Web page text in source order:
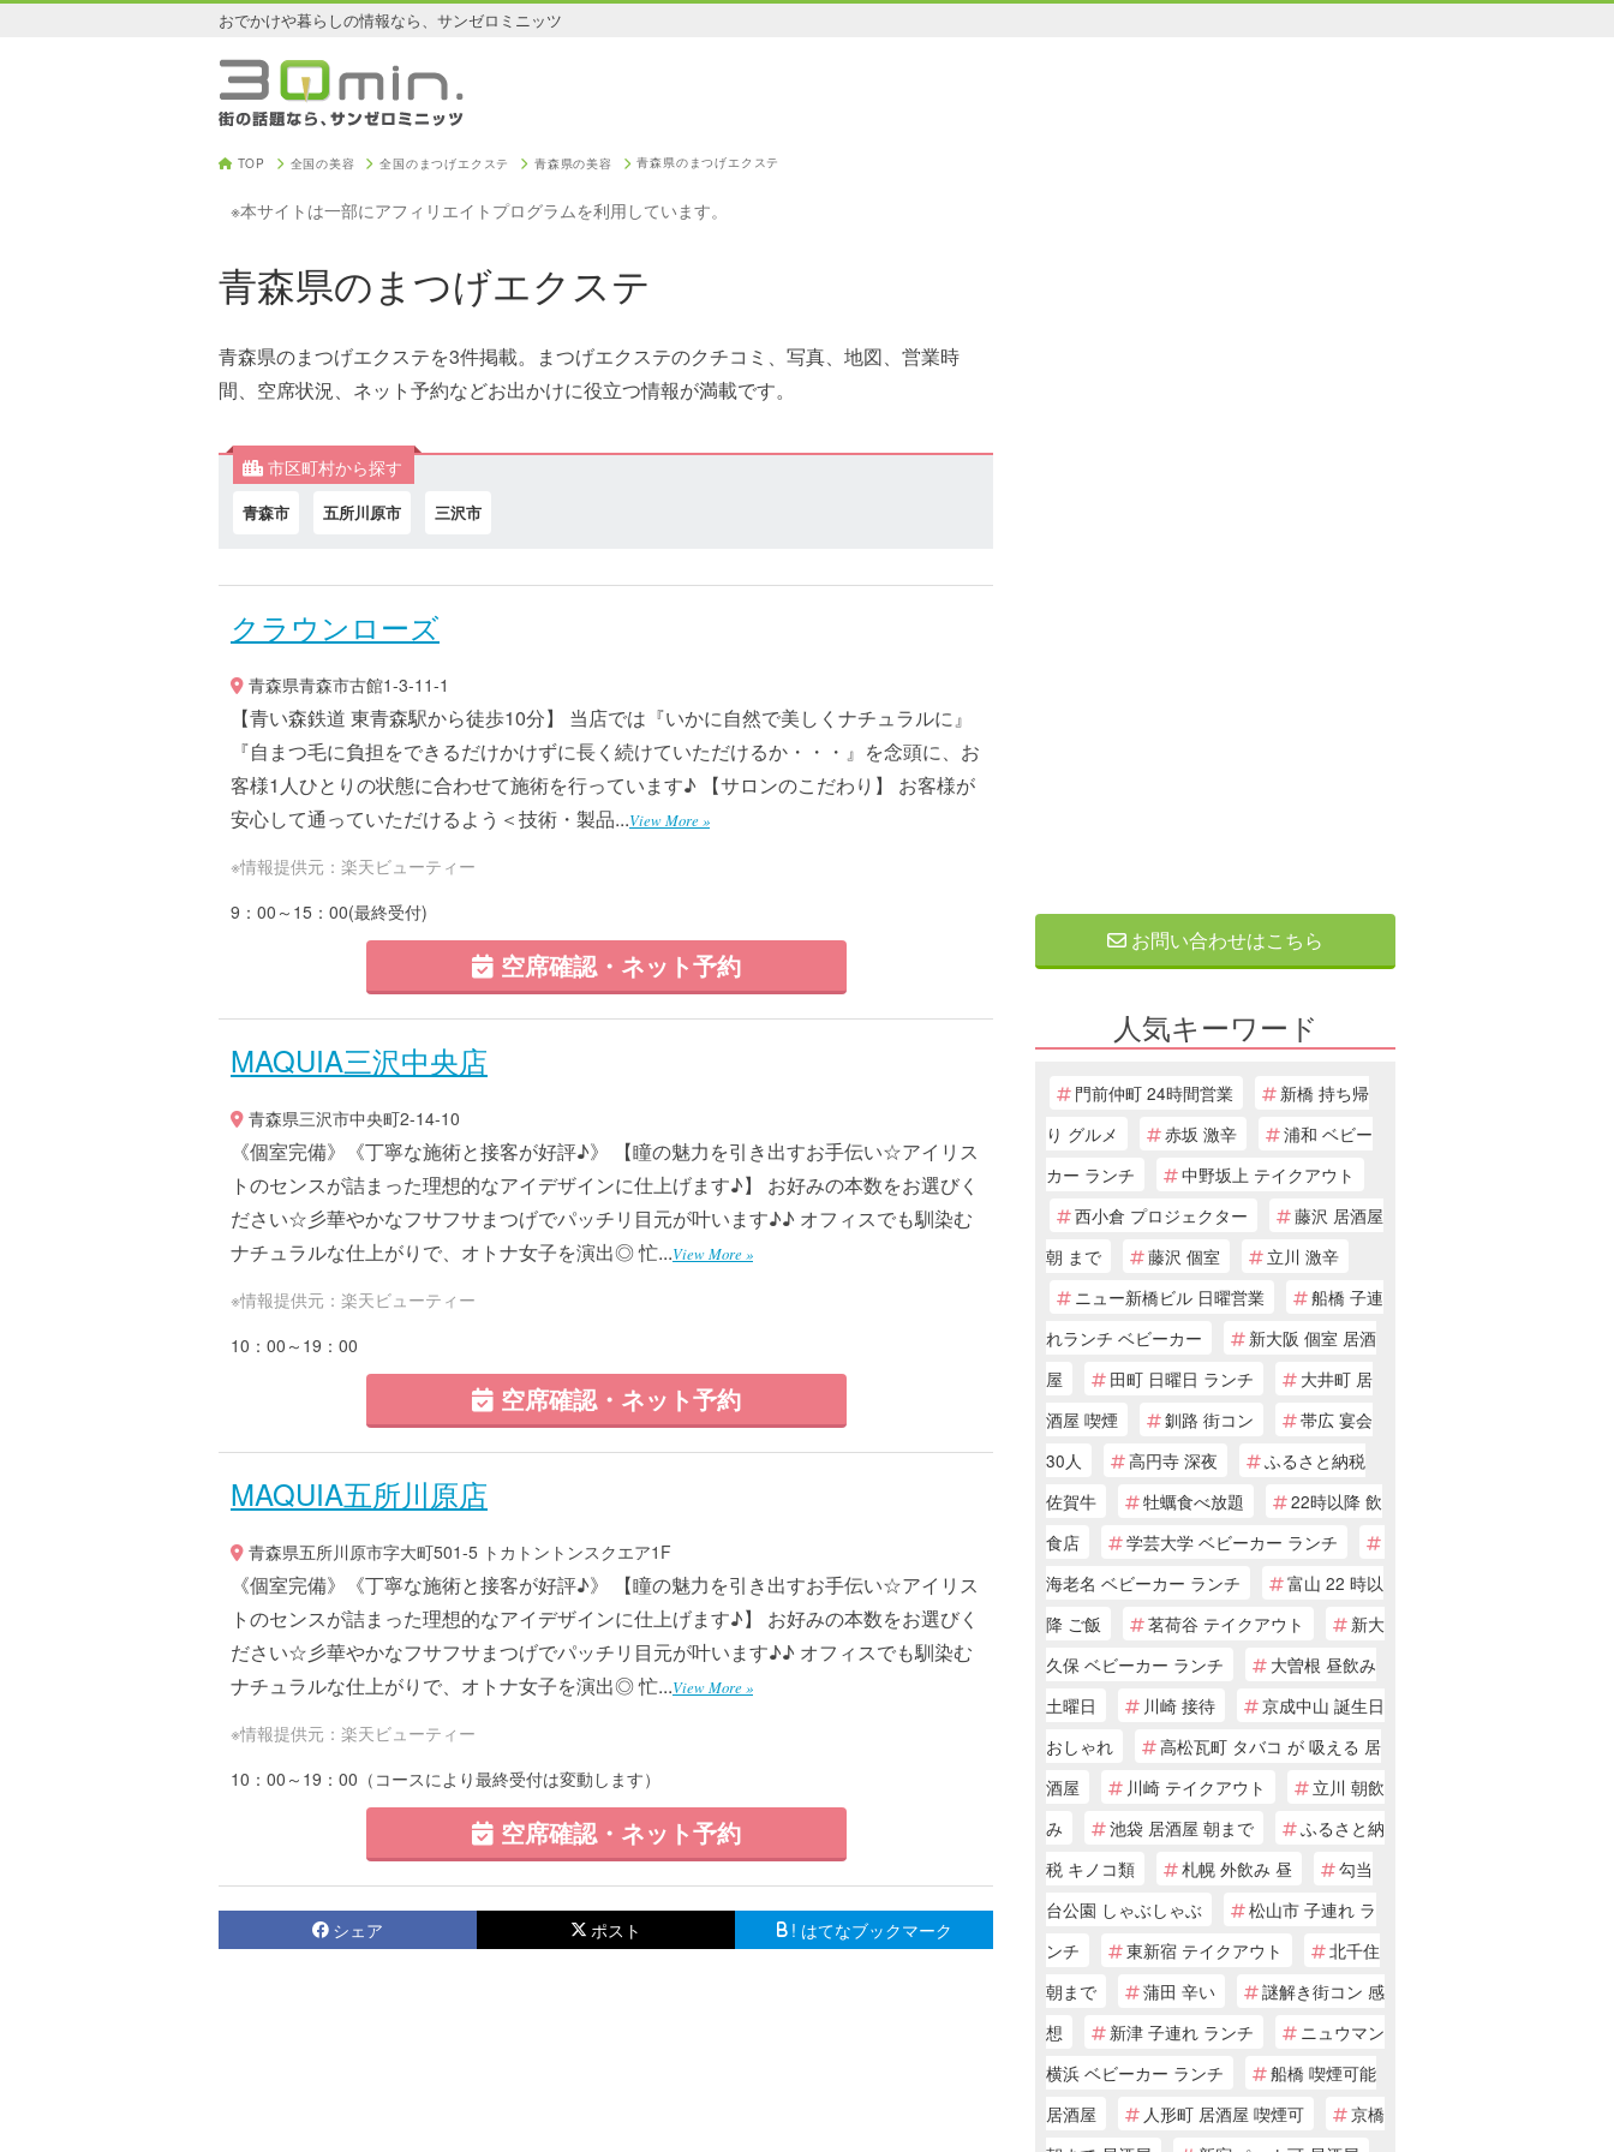
おでかけや暮らしの情報なら、サンゼロミニッツ
TOP 全国の美容 全国のまつげエクステ 青森県の美容 青森県のまつげエクステ
※本サイトは一部にアフィリエイトプログラムを利用しています。
青森県のまつげエクステ
青森県のまつげエクステを3件掲載。まつげエクステのクチコミ、写真、地図、営業時
間、空席状況、ネット予約などお出かけに役立つ情報が満載です。
市区町村から探す
青森市 五所川原市 三沢市
クラウンローズ
青森県青森市古館1-3-11-1
【青い森鉄道 東青森駅から徒歩10分】 当店では『いかに自然で美しくナチュラルに』
『自まつ毛に負担をできるだけかけずに長く続けていただけるか・・・』を念頭に、お
客様1人ひとりの状態に合わせて施術を行っています♪ 【サロンのこだわり】 お客様が
安心して通っていただけるよう＜技術・製品...View More »
※情報提供元：楽天ビューティー
9：00～15：00(最終受付)
空席確認・ネット予約
MAQUIA三沢中央店
青森県三沢市中央町2-14-10
《個室完備》《丁寧な施術と接客が好評♪》 【瞳の魅力を引き出すお手伝い☆アイリス
トのセンスが詰まった理想的なアイデザインに仕上げます♪】 お好みの本数をお選びく
ださい☆彡華やかなフサフサまつげでパッチリ目元が叶います♪♪ オフィスでも馴染む
ナチュラルな仕上がりで、オトナ女子を演出◎ 忙...View More »
※情報提供元：楽天ビューティー
10：00～19：00
空席確認・ネット予約
MAQUIA五所川原店
青森県五所川原市字大町501-5 トカトントンスクエア1F
《個室完備》《丁寧な施術と接客が好評♪》 【瞳の魅力を引き出すお手伝い☆アイリス
トのセンスが詰まった理想的なアイデザインに仕上げます♪】 お好みの本数をお選びく
ださい☆彡華やかなフサフサまつげでパッチリ目元が叶います♪♪ オフィスでも馴染む
ナチュラルな仕上がりで、オトナ女子を演出◎ 忙...View More »
※情報提供元：楽天ビューティー
10：00～19：00（コースにより最終受付は変動します）
空席確認・ネット予約
シェア ポスト ! はてなブックマーク
お問い合わせはこちら
人気キーワード
門前仲町 24時間営業
新橋 持ち帰
り グルメ
赤坂 激辛
浦和 ベビー
カー ランチ
中野坂上 テイクアウト
西小倉 プロジェクター
藤沢 居酒屋
朝 まで
藤沢 個室
立川 激辛
ニュー新橋ビル 日曜営業
船橋 子連
れランチ ベビーカー
新大阪 個室 居酒
屋
田町 日曜日 ランチ
大井町 居
酒屋 喫煙
釧路 街コン
帯広 宴会
30人
高円寺 深夜
ふるさと納税
佐賀牛
牡蠣食べ放題
22時以降 飲
食店
学芸大学 ベビーカー ランチ
海老名 ベビーカー ランチ
富山 22 時以
降 ご飯
茗荷谷 テイクアウト
新大
久保 ベビーカー ランチ
大曽根 昼飲み
土曜日
川崎 接待
京成中山 誕生日
おしゃれ
高松瓦町 タバコ が 吸える 居
酒屋
川崎 テイクアウト
立川 朝飲
み
池袋 居酒屋 朝まで
ふるさと納
税 キノコ類
札幌 外飲み 昼
勾当
台公園 しゃぶしゃぶ
松山市 子連れ ラ
ンチ
東新宿 テイクアウト
北千住
朝まで
蒲田 辛い
謎解き街コン 感
想
新津 子連れ ランチ
ニュウマン
横浜 ベビーカー ランチ
船橋 喫煙可能
居酒屋
人形町 居酒屋 喫煙可
京橋